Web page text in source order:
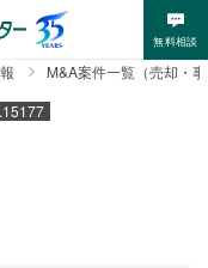
無料相談
M&A案件一覧（売却・